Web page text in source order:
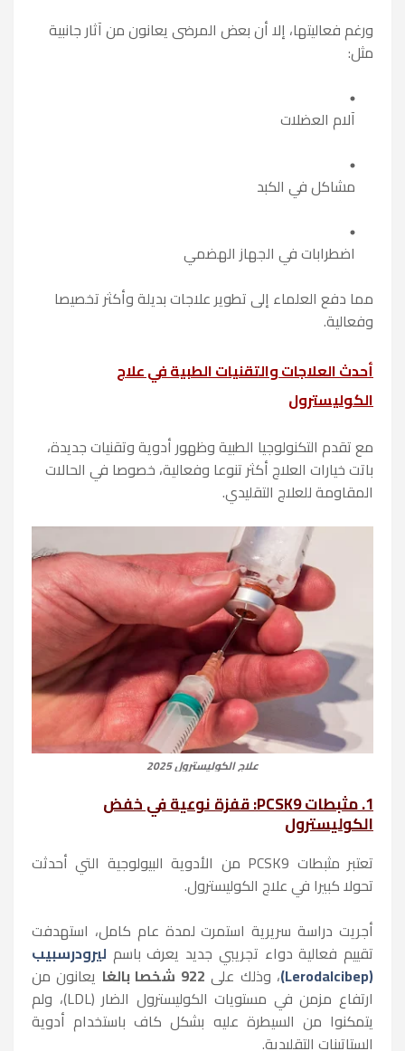
ورغم فعاليتها، إلا أن بعض المرضى يعانون من آثار جانبية
مثل:
آلام العضلات
مشاكل في الكبد
اضطرابات في الجهاز الهضمي
مما دفع العلماء إلى تطوير علاجات بديلة وأكثر تخصيصا
وفعالية.
أحدث العلاجات والتقنيات الطبية في علاج
الكوليسترول
مع تقدم التكنولوجيا الطبية وظهور أدوية وتقنيات جديدة،
باتت خيارات العلاج أكثر تنوعا وفعالية، خصوصا في الحالات
المقاومة للعلاج التقليدي.
علاج الكوليسترول 2025
1. مثبطات PCSK9: قفزة نوعية في خفض
الكوليسترول
تعتبر مثبطات PCSK9 من الأدوية البيولوجية التي أحدثت
تحولا كبيرا في علاج الكوليسترول.
أجريت دراسة سريرية استمرت لمدة عام كامل، استهدفت
تقييم فعالية دواء تجريبي جديد يعرف باسم ليرودرسبيب
(Lerodalcibep)
، وذلك على 922 شخصا بالغا
يعانون من
ارتفاع مزمن في مستويات الكوليسترول الضار (LDL)، ولم
يتمكنوا من السيطرة عليه بشكل كاف باستخدام أدوية
الستاتينات التقليدية.